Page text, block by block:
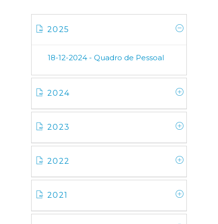
2025
18-12-2024 - Quadro de Pessoal
2024
2023
2022
2021